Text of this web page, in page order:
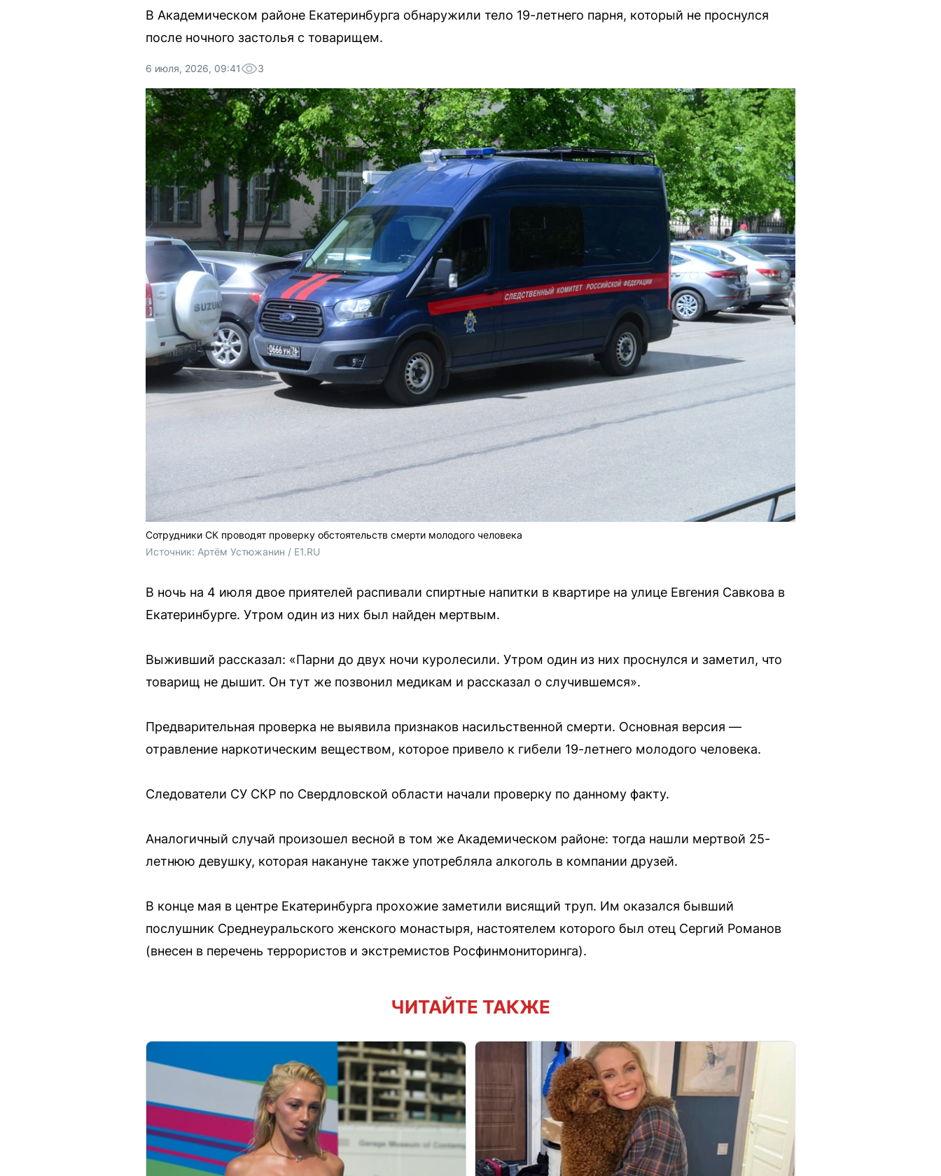
В Академическом районе Екатеринбурга обнаружили тело 19-летнего парня, который не проснулся
после ночного застолья с товарищем.
6 июля, 2026, 09:41 3
Сотрудники СК проводят проверку обстоятельств смерти молодого человека
Источник: Артём Устюжанин / E1.RU
В ночь на 4 июля двое приятелей распивали спиртные напитки в квартире на улице Евгения Савкова в
Екатеринбурге. Утром один из них был найден мертвым.
Выживший рассказал: «Парни до двух ночи куролесили. Утром один из них проснулся и заметил, что
товарищ не дышит. Он тут же позвонил медикам и рассказал о случившемся».
Предварительная проверка не выявила признаков насильственной смерти. Основная версия —
отравление наркотическим веществом, которое привело к гибели 19-летнего молодого человека.
Следователи СУ СКР по Свердловской области начали проверку по данному факту.
Аналогичный случай произошел весной в том же Академическом районе: тогда нашли мертвой 25-
летнюю девушку, которая накануне также употребляла алкоголь в компании друзей.
В конце мая в центре Екатеринбурга прохожие заметили висящий труп. Им оказался бывший
послушник Среднеуральского женского монастыря, настоятелем которого был отец Сергий Романов
(внесен в перечень террористов и экстремистов Росфинмониторинга).
ЧИТАЙТЕ ТАКЖЕ